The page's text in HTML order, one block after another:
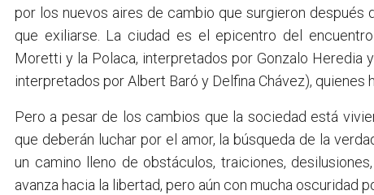
por los nuevos aires de cambio que surgieron
que exiliarse. La ciudad es el epicentro del
Moretti y la Polaca, interpretados por Gonzalo Heredia
interpretados por Albert Baró y Delfina Chávez), quienes
Pero a pesar de los cambios que la sociedad está
que deberán luchar por el amor, la búsqueda de la
un camino lleno de obstáculos, traiciones,
avanza hacia la libertad, pero aún con mucha oscuridad